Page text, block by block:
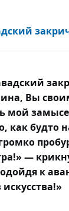
Вы
мой
как будто
—
к